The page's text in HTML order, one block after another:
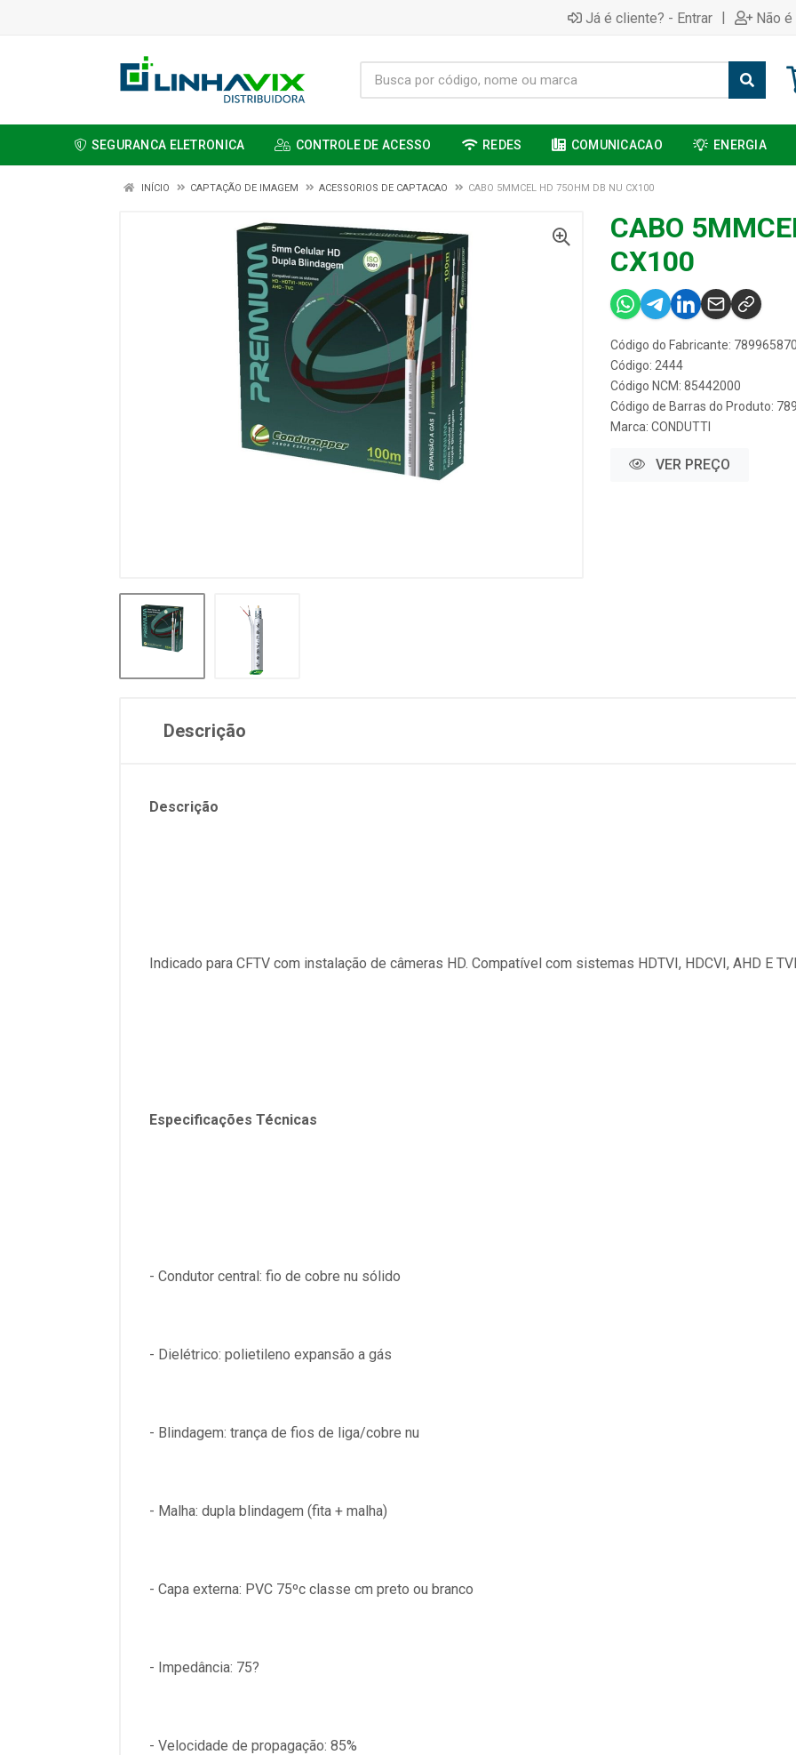
Já é cliente? - Entrar | Não
SEGURANCA ELETRONICA CONTROLE DE ACESSO REDES COMUNICACAO ENERGIA
INÍCIO CAPTAÇÃO DE IMAGEM ACESSORIOS DE CAPTACAO CABO 5MMCEL HD 75OHM DB NU CX100
CABO
CX100
Código do Fabricante:
Código: 2444
Código NCM: 85442000
Código de Barras do Produto:
Marca: CONDUTTI
VER PREÇO
Descrição
Descrição
Indicado para CFTV com instalação de câmeras HD. Compatível com sistemas HDTVI, HDCVI, AHD E
Especificações Técnicas
- Condutor central: fio de cobre nu sólido
- Dielétrico: polietileno expansão a gás
- Blindagem: trança de fios de liga/cobre nu
- Malha: dupla blindagem (fita + malha)
- Capa externa: PVC 75ºc classe cm preto ou branco
- Impedância: 75?
- Velocidade de propagação: 85%